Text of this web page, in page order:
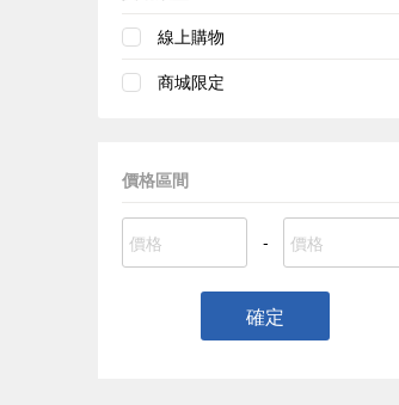
線上購物
商城限定
價格區間
-
確定